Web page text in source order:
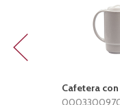
Cafetera